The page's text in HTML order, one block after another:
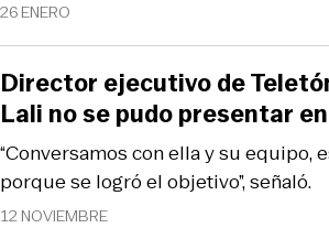
26 ENERO
12 NOVIEMBRE
“Conversamos con ella y su
porque se logró el objetivo”, señaló.
Director ejecutivo de
Lali no se pudo presentar